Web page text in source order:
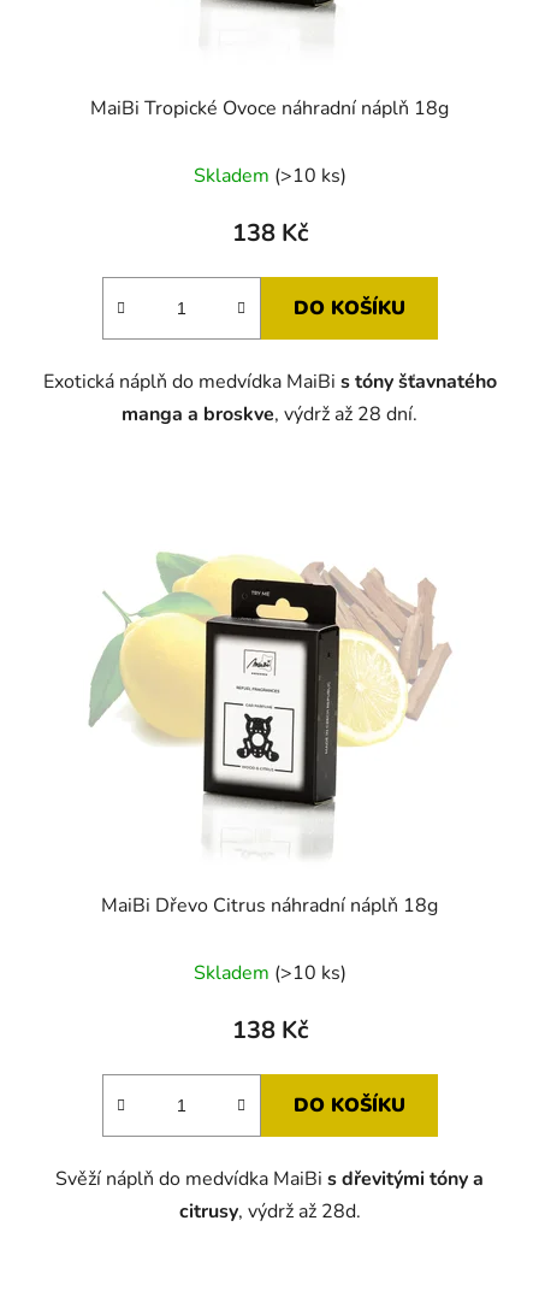
MaiBi Tropické Ovoce náhradní náplň 18g
Skladem (>10 ks)
138 Kč
DO KOŠÍKU
Exotická náplň do medvídka MaiBi s tóny šťavnatého
manga a broskve, výdrž až 28 dní.
MaiBi Dřevo Citrus náhradní náplň 18g
Skladem (>10 ks)
138 Kč
DO KOŠÍKU
Svěží náplň do medvídka MaiBi s dřevitými tóny a
citrusy, výdrž až 28d.